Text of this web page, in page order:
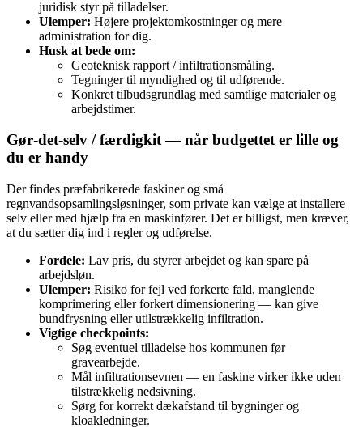
juridisk styr på tilladelser.
Ulemper: Højere projektomkostninger og mere
administration for dig.
Husk at bede om:
Geoteknisk rapport / infiltrationsmåling.
Tegninger til myndighed og til udførende.
Konkret tilbudsgrundlag med samtlige materialer og
arbejdstimer.
Gør‑det‑selv / færdigkit — når budgettet er lille og
du er handy
Der findes præfabrikerede faskiner og små
regnvandsopsamlingsløsninger, som private kan vælge at installere
selv eller med hjælp fra en maskinfører. Det er billigst, men kræver,
at du sætter dig ind i regler og udførelse.
Fordele: Lav pris, du styrer arbejdet og kan spare på
arbejdsløn.
Ulemper: Risiko for fejl ved forkerte fald, manglende
komprimering eller forkert dimensionering — kan give
bundfrysning eller utilstrækkelig infiltration.
Vigtige checkpoints:
Søg eventuel tilladelse hos kommunen før
gravearbejde.
Mål infiltrationsevnen — en faskine virker ikke uden
tilstrækkelig nedsivning.
Sørg for korrekt dækafstand til bygninger og
kloakledninger.